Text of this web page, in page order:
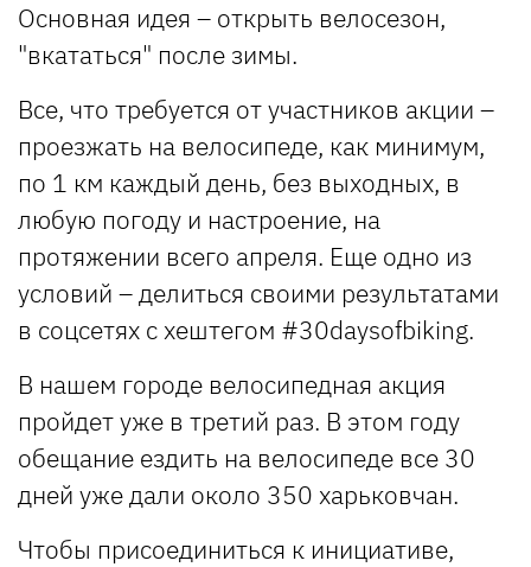
Основная идея – открыть велосезон,
"вкататься" после зимы.
Все, что требуется от участников акции –
проезжать на велосипеде, как минимум,
по 1 км каждый день, без выходных, в
любую погоду и настроение, на
протяжении всего апреля. Еще одно из
условий – делиться своими результатами
в соцсетях с хештегом #30daysofbiking.
В нашем городе велосипедная акция
пройдет уже в третий раз. В этом году
обещание ездить на велосипеде все 30
дней уже дали около 350 харьковчан.
Чтобы присоединиться к инициативе,